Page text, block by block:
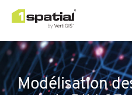
Modélisation